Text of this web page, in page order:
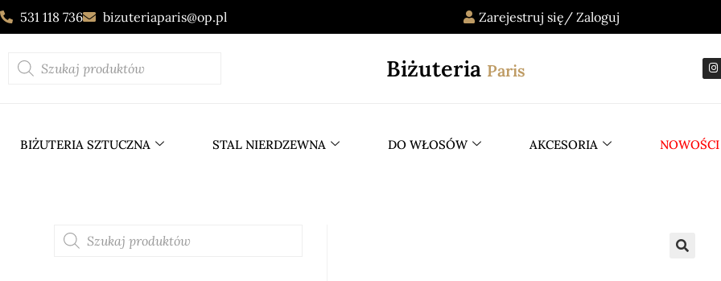
531 118 736 bizuteriaparis@op.pl Zarejestruj się/ Zaloguj
Biżuteria Paris
BIŻUTERIA SZTUCZNA STAL NIERDZEWNA DO WŁOSÓW AKCESORIA NOWOŚCI